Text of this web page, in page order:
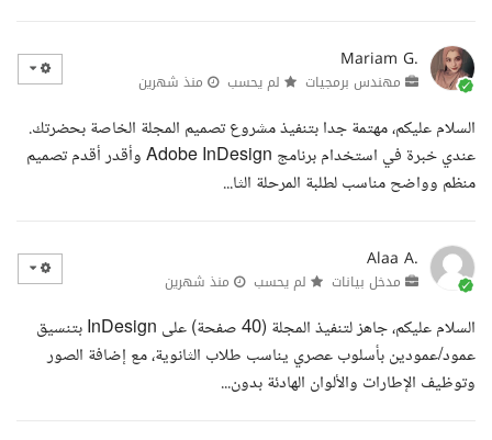
Mariam G.
مهندس برمجيات لم يحسب منذ شهرين
السلام عليكم، مهتمة جدا بتنفيذ مشروع تصميم المجلة الخاصة بحضرتك.
عندي خبرة في استخدام برنامج Adobe InDesign وأقدر أقدم تصميم
منظم وواضح مناسب لطلبة المرحلة الثا...
Alaa A.
مدخل بيانات لم يحسب منذ شهرين
السلام عليكم، جاهز لتنفيذ المجلة (40 صفحة) على InDesign بتنسيق
عمود/عمودين بأسلوب عصري يناسب طلاب الثانوية، مع إضافة الصور
وتوظيف الإطارات والألوان الهادئة بدون...